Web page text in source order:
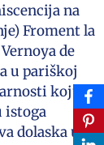
na
Froment la
de
u pariškoj
koju je
istoga
dolaska u